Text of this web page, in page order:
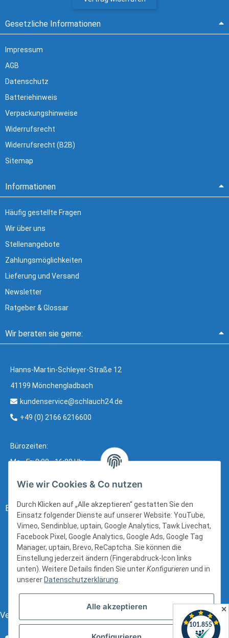
Gesetzliche Informationen
Impressum
AGB
Datenschutz
Batteriehinweis
Verpackungshinweise
Widerrufsrecht
Widerrufsrecht (B2B)
Sitemap
Informationen
Häufig gestellte Fragen
Wir über uns
Stellenangebote
Zahlungsmöglichkeiten
Lieferung und Versand
Newsletter
Ratgeber & Glossar
Wir beraten sie gerne:
Hanns-Martin-Schleyer-Straße 12
41199 Mönchengladbach
kundenservice@schlauch24.de
+49 (0) 2166 6216600
Bürozeiten:
Mo - Fr: 8:00 - 16:00 Uhr
Bezahlung:
Versand:
Wie wir Cookies & Co nutzen
Durch Klicken auf „Alle akzeptieren“ gestatten Sie den
Einsatz folgender Dienste auf unserer Website: YouTube,
Vimeo, Sendinblue, uptain, Google Analytics, Tawk Livechat,
Facebook Pixel, Google Analytics, Google Ads, Google Tag
Manager, uptain, Brevo, ReCaptcha. Sie können die
Einstellung jederzeit ändern (Fingerabdruck-Icon links
unten). Weitere Details finden Sie unterKonfigurieren und in
unserer Datenschutzerklärung.
Alle akzeptieren ✕